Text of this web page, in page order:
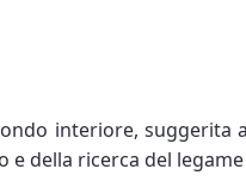
interiore,
della ricerca del